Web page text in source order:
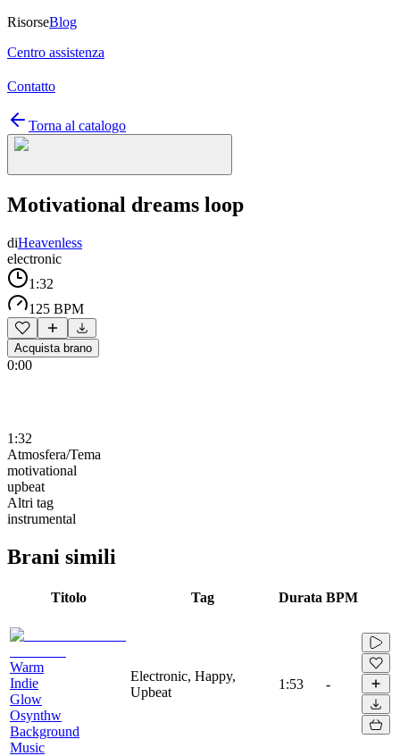
RisorseBlog
Centro assistenza
Contatto
Torna al catalogo
Motivational dreams loop
diHeavenless
electronic
1:32
125 BPM
Acquista brano
0:00
1:32
Atmosfera/Tema
motivational
upbeat
Altri tag
instrumental
Brani simili
Titolo Tag Durata BPM
Warm
Indie
Glow
Osynthw
Background
Music
Electronic, Happy,
Upbeat
1:53 -